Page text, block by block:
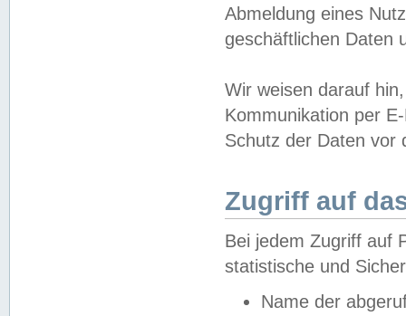
Abmeldung eines
geschäftlichen Daten
Wir weisen darauf
Kommunikation per
Schutz der Daten vor
Zugriff auf
Bei jedem Zugriff auf
statistische und
Name der